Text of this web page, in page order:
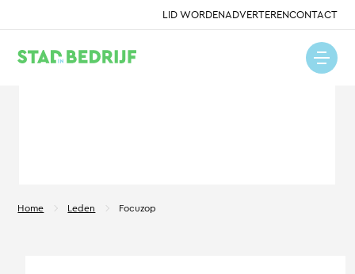
LID WORDENADVERTERENCONTACT
Home Leden Focuzop